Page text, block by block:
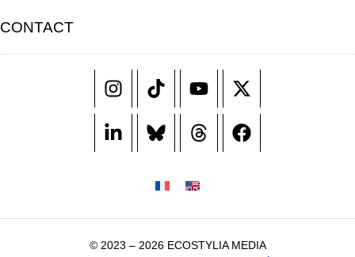
CONTACT
© 2023 – 2026 ECOSTYLIA MEDIA